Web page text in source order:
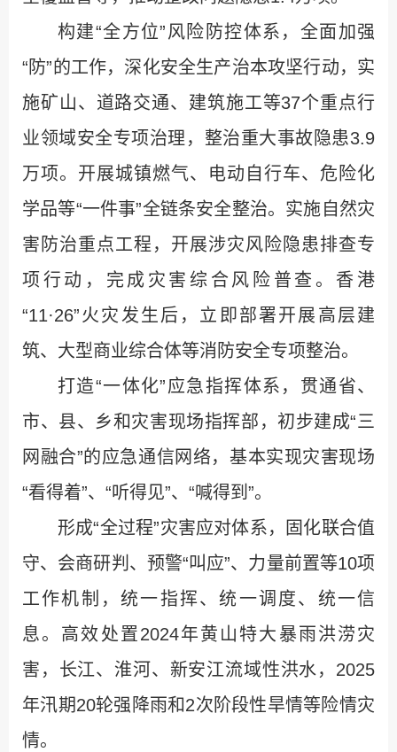
构建“全方位”风险防控体系，全面加强
“防”的工作，深化安全生产治本攻坚行动，实
施矿山、道路交通、建筑施工等37个重点行
业领域安全专项治理，整治重大事故隐患3.9
万项。开展城镇燃气、电动自行车、危险化
学品等“一件事”全链条安全整治。实施自然灾
害防治重点工程，开展涉灾风险隐患排查专
项行动，完成灾害综合风险普查。香港
“11·26”火灾发生后，立即部署开展高层建
筑、大型商业综合体等消防安全专项整治。
打造“一体化”应急指挥体系，贯通省、
市、县、乡和灾害现场指挥部，初步建成“三
网融合”的应急通信网络，基本实现灾害现场
“看得着”、“听得见”、“喊得到”。
形成“全过程”灾害应对体系，固化联合值
守、会商研判、预警“叫应”、力量前置等10项
工作机制，统一指挥、统一调度、统一信
息。高效处置2024年黄山特大暴雨洪涝灾
害，长江、淮河、新安江流域性洪水，2025
年汛期20轮强降雨和2次阶段性旱情等险情灾
情。